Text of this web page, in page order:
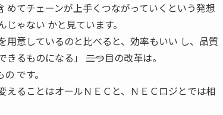
てチェーンが上手くつながっていくという発想
ゃない かと見ています。
意しているのと比べると、効率もいい し、品質
るものになる」 ――二つ目の改革は。
です。
えることはオールＮＥＣと、ＮＥＣロジとでは相